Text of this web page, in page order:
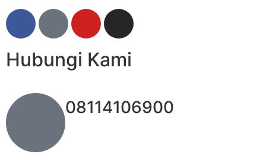
Hubungi Kami
08114106900